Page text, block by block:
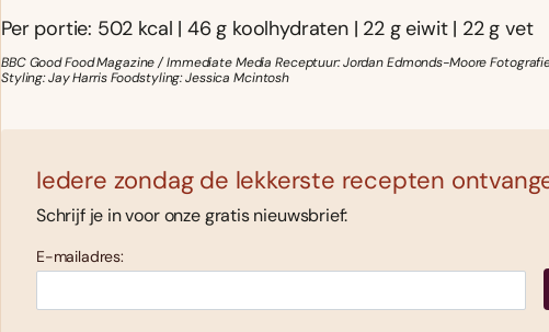
Per portie: 502 kcal | 46 g koolhydraten | 22 g eiwit | 22 g vet
BBC Good Food Magazine / Immediate Media Receptuur: Jordan Edmonds-Moore
Styling: Jay Harris Foodstyling: Jessica Mcintosh
Iedere zondag de lekkerste recepten
Schrijf je in voor onze gratis nieuwsbrief:
E-mailadres: